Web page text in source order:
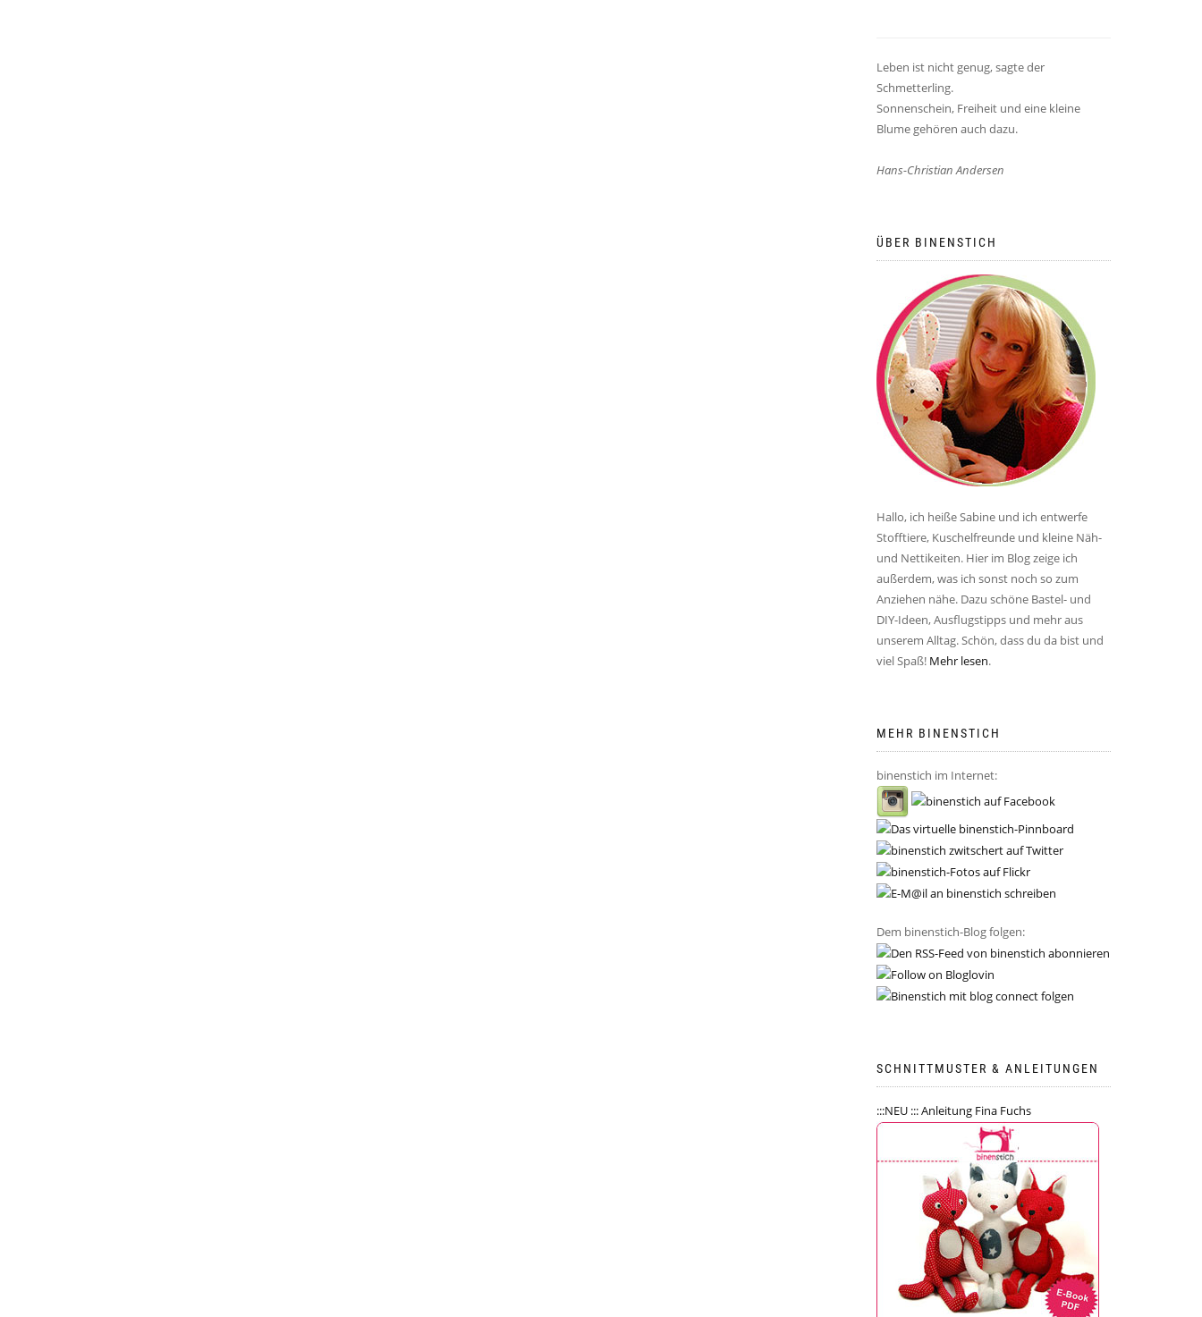
Leben ist nicht genug, sagte der
Schmetterling.
Sonnenschein, Freiheit und eine kleine
Blume gehören auch dazu.
Hans-Christian Andersen
ÜBER BINENSTICH
Hallo, ich heiße Sabine und ich entwerfe
Stofftiere, Kuschelfreunde und kleine Näh-
und Nettikeiten. Hier im Blog zeige ich
außerdem, was ich sonst noch so zum
Anziehen nähe. Dazu schöne Bastel- und
DIY-Ideen, Ausflugstipps und mehr aus
unserem Alltag. Schön, dass du da bist und
viel Spaß! Mehr lesen.
MEHR BINENSTICH
binenstich im Internet:
Dem binenstich-Blog folgen:
SCHNITTMUSTER & ANLEITUNGEN
:::NEU ::: Anleitung Fina Fuchs